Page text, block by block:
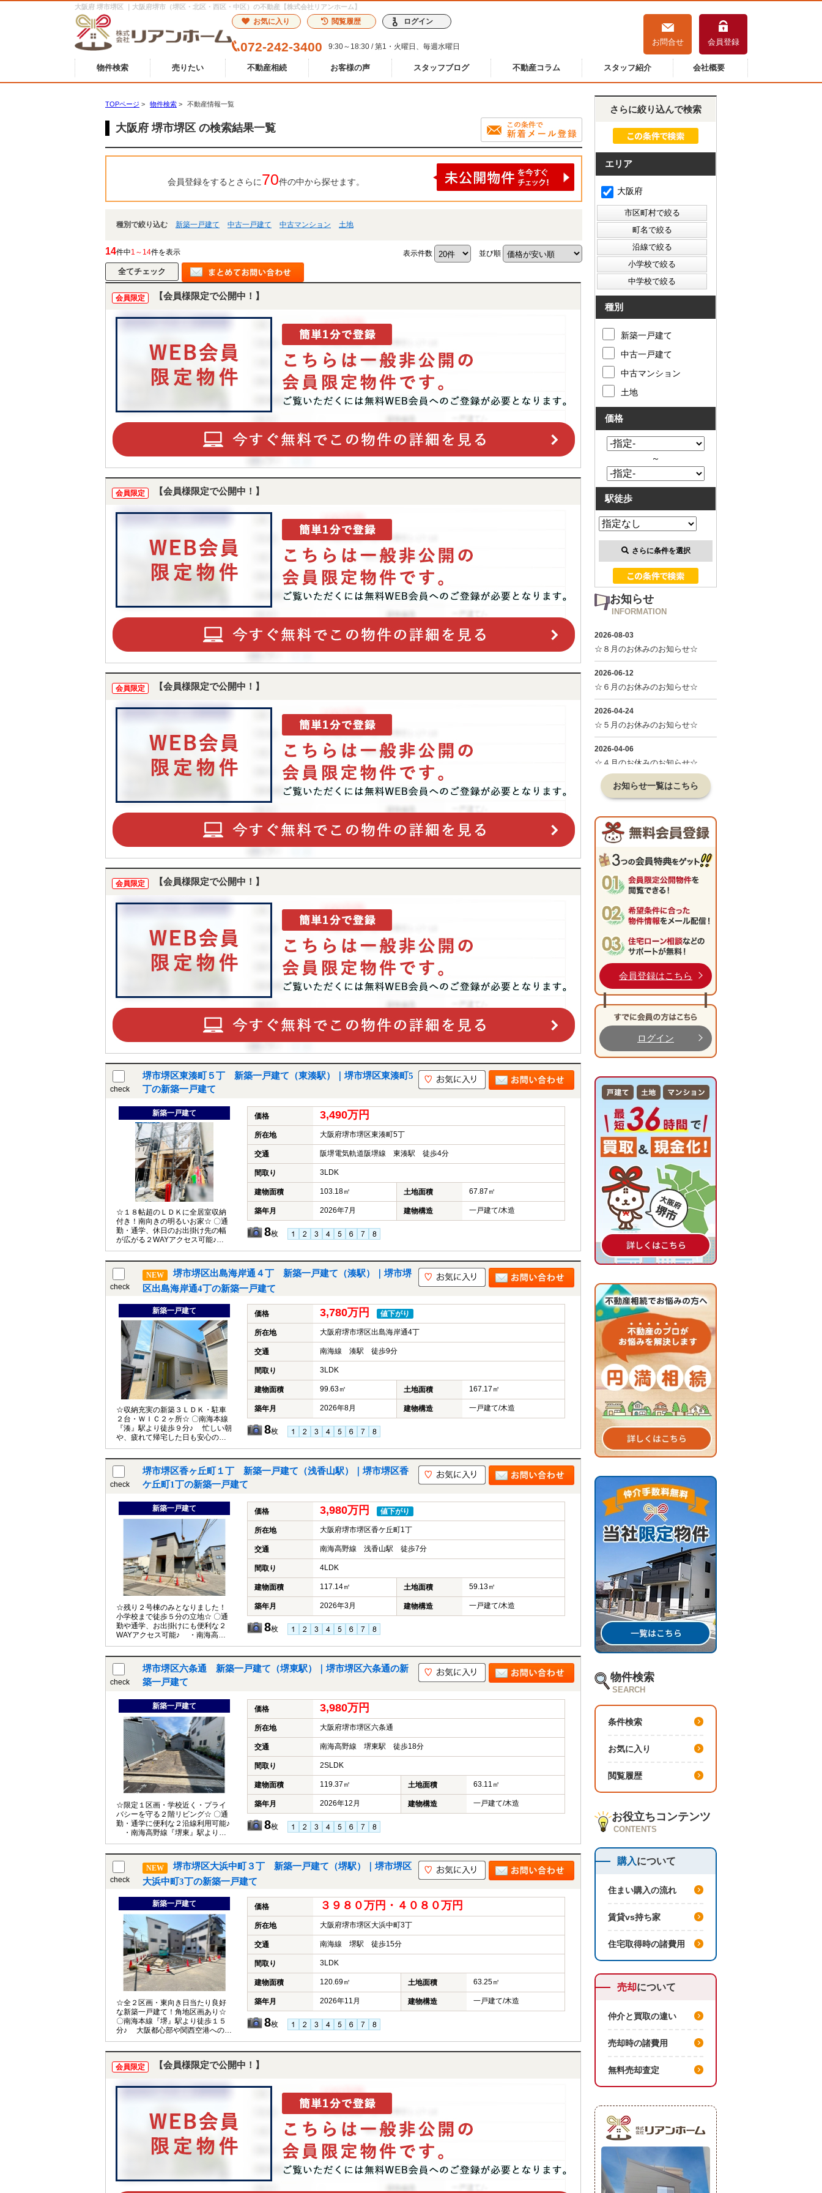
大阪府 堺市堺区 ｜大阪府堺市（堺区・北区・西区・中区）の不動産【株式会社リアンホーム】
お気に入り 閲覧履歴 ログイン
072-242-3400 9:30～18:30 / 第1・火曜日、毎週水曜日 お問合せ 会員登録
物件検索 売りたい 不動産相続 お客様の声 スタッフブログ 不動産コラム スタッフ紹介 会社概要
TOPページ > 物件検索 > 不動産情報一覧
大阪府 堺市堺区 の検索結果一覧
会員登録をするとさらに70件の中から探せます。
種別で絞り込む 新築一戸建て 中古一戸建て 中古マンション 土地
14件中1～14件を表示 表示件数 並び順
会員限定 【会員様限定で公開中！】
会員限定 【会員様限定で公開中！】
会員限定 【会員様限定で公開中！】
会員限定 【会員様限定で公開中！】
check
堺市堺区東湊町５丁 新築一戸建て（東湊駅）｜堺市堺区東湊町5
丁の新築一戸建て
新築一戸建て
☆１８帖超のＬＤＫに全居室収納
付き！南向きの明るいお家☆ 〇通
勤・通学、休日のお出掛け先の幅
が広がる２WAYアクセス可能♪
・阪堺線『東湊』駅より徒歩４
１５分 〇ポカポカ暖かな光が射し
込む２階リビング♪ ゆったり広い
ＬＤＫ１８.６帖にはリビング全体
を見渡せる対面式キッチンがあり
ます◎お子様の宿題を見たり、お昼
寝中も家事やお料理が出来ますね
(＊^^)v 〇全居室２面採光の３ＬＤ
Ｋ♪ 風通し・陽当たり良好なお部
屋は子供部屋にもピッタリです◎各
部屋ゆとりある間取りで、ベッド
や机などの配置も自由自在です♪ 〇
豊富な収納スペース♪ あると便利
な廊下収納やキッチンパントリ
ー、全居室にCL付きです！整理整
頓がしやすく家中スッキリ片付き
ますね(＊^-^＊) 〇お車は１台駐車
可能です♪（車種制限有） ●堺市立
新湊小学校 徒歩 ６分（約
４５０ｍ） ●堺市立大浜中学校
徒歩２０分（約１６００ｍ） 令和
８年７月下旬完成予定です！ 物件
詳細などお気軽にお問い合わせく
ださい(^o^)／
価格 3,490万円
所在地 大阪府堺市堺区東湊町5丁
交通 阪堺電気軌道阪堺線 東湊駅 徒歩4分
間取り 3LDK
建物面積 103.18㎡ 土地面積 67.87㎡
築年月 2026年7月 建物構造 一戸建て/木造
8枚
check
NEW
堺市堺区出島海岸通４丁 新築一戸建て（湊駅）｜堺市堺
区出島海岸通4丁の新築一戸建て
新築一戸建て
☆収納充実の新築３ＬＤＫ・駐車
２台・ＷＩＣ２ヶ所☆ 〇南海本線
『湊』駅より徒歩９分♪ 忙しい朝
や、疲れて帰宅した日も安心の駅
近くです！ 〇畳コーナーと繋げて
には３帖の畳コーナーを設けまし
た◎お子様のお昼寝スペースやプレ
イルームなど重宝しそうですね(^^♪
以上のゆったり過ごせる空間とな
っております！２面採光で明るく
風通しの良いお部屋は子供部屋に
スぺース♪ 片付けや季節物の入替
えに便利なＷＩＣが２ヶ所ござい
ます！ 〇お車２台駐車可能です
♪（車種制限有） 来客時や、セカ
ンドカーの置き場所に困りません◎
●堺市立英彰小学校 徒歩１９分
（約１５２０ｍ） ※許可校新湊小
学校 徒歩 ８分（約 ６１０
ｍ） ●堺市立大浜中学校 徒歩１
４分（約１０６５ｍ） ご内覧希望
やローンのご相談など、お気軽に
お問い合わせください(^^)/
価格 3,780万円 値下がり
所在地 大阪府堺市堺区出島海岸通4丁
交通 南海線 湊駅 徒歩9分
間取り 3LDK
建物面積 99.63㎡ 土地面積 167.17㎡
築年月 2026年8月 建物構造 一戸建て/木造
8枚
check
堺市堺区香ヶ丘町１丁 新築一戸建て（浅香山駅）｜堺市堺区香
ケ丘町1丁の新築一戸建て
新築一戸建て
☆残り２号棟のみとなりました！
小学校まで徒歩５分の立地☆ 〇通
勤や通学、お出掛けにも便利な２
WAYアクセス可能♪ ・南海高野
線『浅香山』駅より徒歩７分 ・
分 〇間取り色々♪全棟間取りが違い
ます♪ ２階建て・３階建て、３～
４ＬＤＫなど各棟違いがございま
に合わせてお選びください(＊^-^
ＤＫ１５帖以上ございます！キッ
チンはリビングに目が届く対面式
でコミュニケーションが取りやす
空間設定となっております！ 〇豊
富な収納スペース♪ ストレージル
ームやＷＩＣの大型収納が豊富
で、普段使わない物や趣味のコレ
クションなどがスッキリ収納可能
です☆ 〇住宅性能表示では４分野
６項目で最高等級を取得♪ 耐震性
能は最高等級３を取得！安心安全
に長く住み続けられるお住まいで
す◎ 〇学校近くでお子様の通学安
心♪ 小学校・中学校ともに徒歩５
～６分！お子様を安心して送り出
すことが出来ますね(^^)/ ●堺市立浅
香山小学校 徒歩５分（約３５
０ｍ） ●堺市立浅香山中学校 徒
歩６分（約４５０ｍ） その他物件
価格 3,980万円 値下がり
所在地 大阪府堺市堺区香ケ丘町1丁
交通 南海高野線 浅香山駅 徒歩7分
間取り 4LDK
建物面積 117.14㎡ 土地面積 59.13㎡
築年月 2026年3月 建物構造 一戸建て/木造
8枚
check
堺市堺区六条通 新築一戸建て（堺東駅）｜堺市堺区六条通の新
築一戸建て
新築一戸建て
☆限定１区画・学校近く・プライ
バシーを守る２階リビング☆ 〇通
勤・通学に便利な２沿線利用可能♪
・南海高野線『堺東』駅よりバ
ス９分「賑町」停より徒歩４分♪
徒歩１８分 〇家族を身近に感じる
リビング階段♪ ２階ＬＤＫは収納
豊富な１５帖で、家族の距離感が
心地いい空間となっております♪ま
た、外からの視線も気にならず快
適なお家時間をお過ごしいただけ
ます(＊^^＊) 〇収納や居室など使
い勝手の良い2ＬＤＫ+２Ｓ+２ＷＩ
Ｃ♪ 広々としたお部屋は、どんな
家具にもあうシンプルでナチュラ
ルな内装です♪季節備品や衣替えに
便利なＷＩＣやサービスルームな
ど幅広い使い方が出来る間取りと
なっております！ 〇充実の住宅設
備♪ 施錠忘れも安心のスマートキ
ーや浴室乾燥機、浄水器付き水栓
など暮らしが快適になる設備が標
準搭載されてます◎ 〇駐車１台可
能♪（車種制限有） 愛車の置き場
所に困らず、前面道路もゆとりが
あるので運転が苦手な方も安心で
す！ ●堺市立大仙小学校 徒歩１
０分（約７７０ｍ） ●堺市立旭中学
校 徒歩 ９分（約６６０
軽にお問い合わせください(^^)/
価格 3,980万円
所在地 大阪府堺市堺区六条通
交通 南海高野線 堺東駅 徒歩18分
間取り 2SLDK
建物面積 119.37㎡ 土地面積 63.11㎡
築年月 2026年12月 建物構造 一戸建て/木造
8枚
check
NEW
堺市堺区大浜中町３丁 新築一戸建て（堺駅）｜堺市堺区
大浜中町3丁の新築一戸建て
新築一戸建て
☆全２区画・東向き日当たり良好
な新築一戸建て！角地区画あり☆
〇南海本線『堺』駅より徒歩１５
分♪ 大阪都心部や関西空港へのア
クセスもスムーズで、毎日の通
もに１日をスタート出来るお住ま
Ｋ！住む方の家族構成やライフス
リビングはプライバシーを守る２
階です◎水廻りも２階にまとめ、家
事同線が短く機能的な間取りで
ニー♪ 天気が気になる日も、屋根
価格 ３９８０万円・４０８０万円
所在地 大阪府堺市堺区大浜中町3丁
交通 南海線 堺駅 徒歩15分
間取り 3LDK
建物面積 120.69㎡ 土地面積 63.25㎡
築年月 2026年11月 建物構造 一戸建て/木造
8枚
会員限定 【会員様限定で公開中！】
さらに絞り込んで検索
エリア
大阪府
種別
新築一戸建て
中古一戸建て
中古マンション
土地
価格
～
駅徒歩
さらに条件を選択
お知らせ
INFORMATION
お知らせ一覧はこちら
会員登録はこちら
ログイン
物件検索
SEARCH
条件検索
お気に入り
閲覧履歴
お役立ちコンテンツ
CONTENTS
購入について
住まい購入の流れ
賃貸vs持ち家
住宅取得時の諸費用
売却について
仲介と買取の違い
売却時の諸費用
無料売却査定